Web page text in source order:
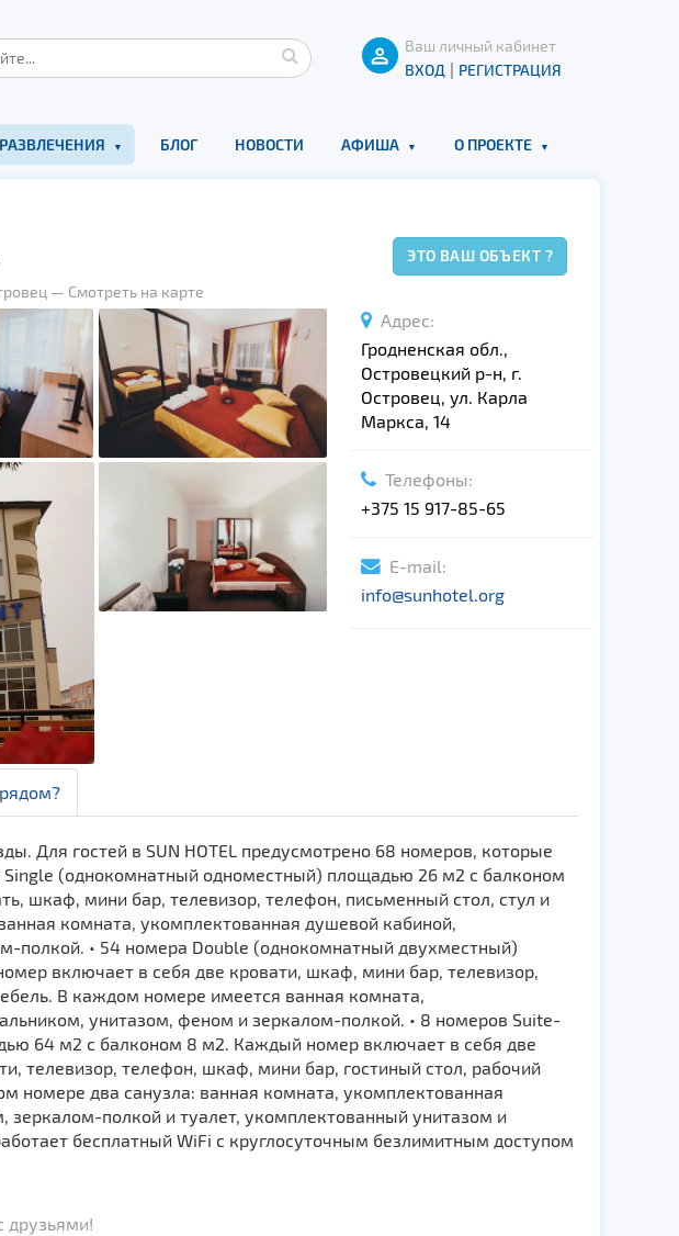
Ваш личный кабинет
ВХОД | РЕГИСТРАЦИЯ
БЛОГ НОВОСТИ АФИША О ПРОЕКТЕ
ЭТО ВАШ ОБЪЕКТ ?
— Смотреть на карте
Адрес:
Гродненская обл.,
Островецкий р-н, г.
Островец, ул. Карла
Маркса, 14
Телефоны:
+375 15 917-85-65
E-mail:
info@sunhotel.org
Для гостей в SUN HOTEL предусмотрено 68 номеров, которые
Single (однокомнатный одноместный) площадью 26 м2 с балконом
шкаф, мини бар, телевизор, телефон, письменный стол, стул и
комната, укомплектованная душевой кабиной,
полкой. • 54 номера Double (однокомнатный двухместный)
включает в себя две кровати, шкаф, мини бар, телевизор,
В каждом номере имеется ванная комната,
унитазом, феном и зеркалом-полкой. • 8 номеров Suite-
64 м2 с балконом 8 м2. Каждый номер включает в себя две
телевизор, телефон, шкаф, мини бар, гостиный стол, рабочий
номере два санузла: ванная комната, укомплектованная
полкой и туалет, укомплектованный унитазом и
бесплатный WiFi с круглосуточным безлимитным доступом
друзьями!